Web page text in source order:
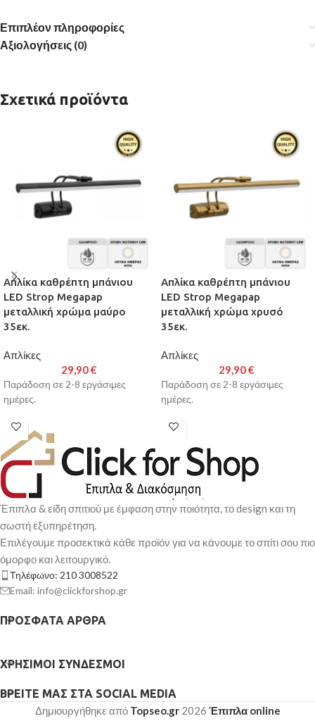
Επιπλέον πληροφορίες
Αξιολογήσεις (0)
Σχετικά προϊόντα
Απλίκα καθρέπτη μπάνιου
LED Strop Megapap
μεταλλική χρώμα μαύρο
35εκ.
Απλίκες
29,90€
Παράδοση σε 2-8 εργάσιμες
ημέρες.
Απλίκα καθρέπτη μπάνιου
LED Strop Megapap
μεταλλική χρώμα χρυσό
35εκ.
Απλίκες
29,90€
Παράδοση σε 2-8 εργάσιμες
ημέρες.
Έπιπλα & είδη σπιτιού με έμφαση στην ποιότητα, το design και τη
σωστή εξυπηρέτηση.
Επιλέγουμε προσεκτικά κάθε προϊόν για να κάνουμε το σπίτι σου πιο
όμορφο και λειτουργικό.
Τηλέφωνο: 210 3008522
Email: info@clickforshop.gr
ΠΡΌΣΦΑΤΑ ΆΡΘΡΑ
ΧΡΉΣΙΜΟΙ ΣΎΝΔΕΣΜΟΙ
ΒΡΕΊΤΕ ΜΑΣ ΣΤΑ SOCIAL MEDIA
Δημιουργήθηκε από Topseo.gr2026 Έπιπλα online